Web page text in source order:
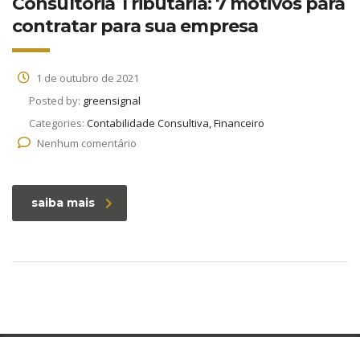
contratar para sua empresa
1 de outubro de 2021
Posted by: greensignal
Categories: Contabilidade Consultiva, Financeiro
Nenhum comentário
saiba mais